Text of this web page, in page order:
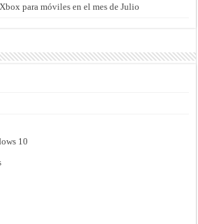
para móviles en el mes de Julio
10